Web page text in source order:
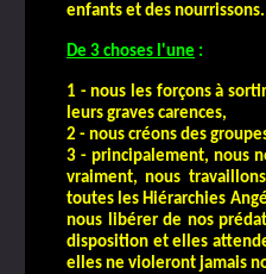
enfants et des nourrissons.
De 3 choses l'une :
1 - nous les forçons à
leurs graves carences,
2 - nous créons des
3 - principalement, nous
vraiment, nous
toutes les Hiérarchies
nous libérer de nos
disposition et elles
elles ne violeront jamais